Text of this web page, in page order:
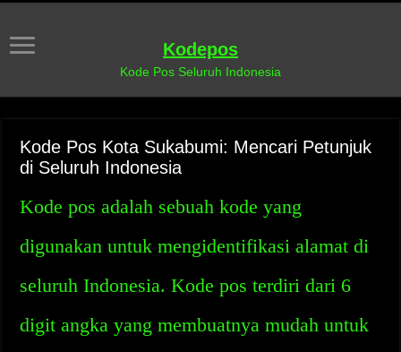
Kodepos
Kode Pos Seluruh Indonesia
Kode Pos Kota Sukabumi: Mencari Petunjuk
di Seluruh Indonesia
Kode pos adalah sebuah kode yang
digunakan untuk mengidentifikasi alamat di
seluruh Indonesia. Kode pos terdiri dari 6
digit angka yang membuatnya mudah untuk